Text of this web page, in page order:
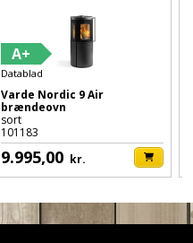
A+
Datablad
Varde Nordic 9 Air
brændeovn
sort
101183
9.995,00 kr.